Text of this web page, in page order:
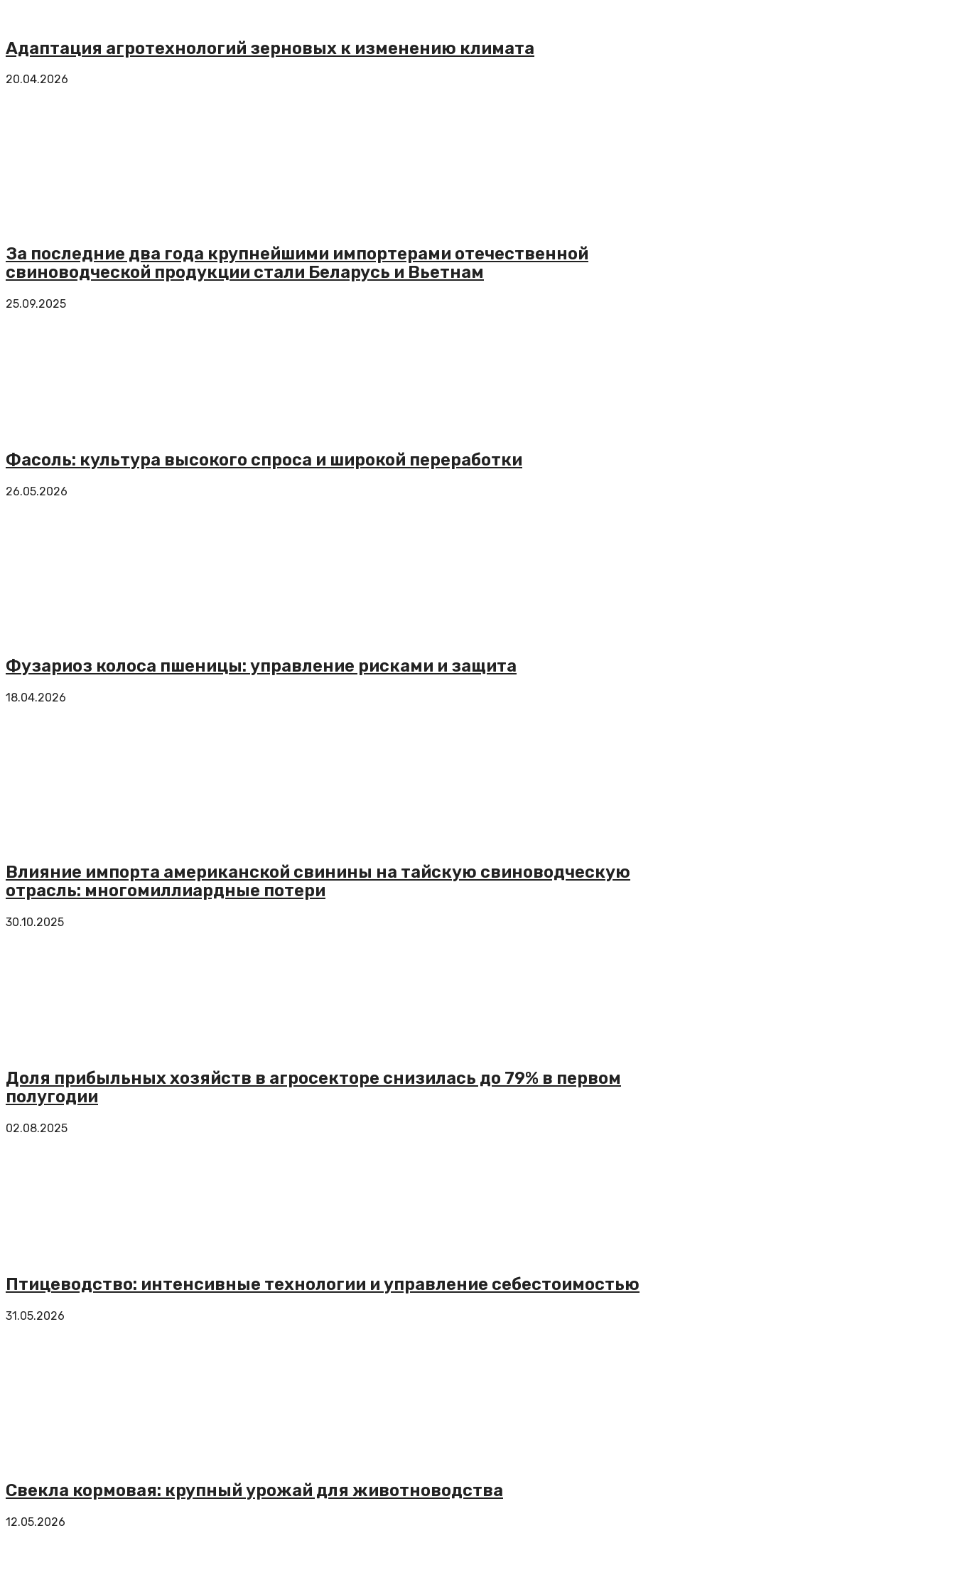
Адаптация агротехнологий зерновых к изменению климата
20.04.2026
За последние два года крупнейшими импортерами отечественной
свиноводческой продукции стали Беларусь и Вьетнам
25.09.2025
Фасоль: культура высокого спроса и широкой переработки
26.05.2026
Фузариоз колоса пшеницы: управление рисками и защита
18.04.2026
Влияние импорта американской свинины на тайскую свиноводческую
отрасль: многомиллиардные потери
30.10.2025
Доля прибыльных хозяйств в агросекторе снизилась до 79% в первом
полугодии
02.08.2025
Птицеводство: интенсивные технологии и управление себестоимостью
31.05.2026
Свекла кормовая: крупный урожай для животноводства
12.05.2026